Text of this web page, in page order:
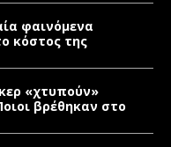
φαινόμενα
κόστος της
«χτυπούν»
βρέθηκαν στο